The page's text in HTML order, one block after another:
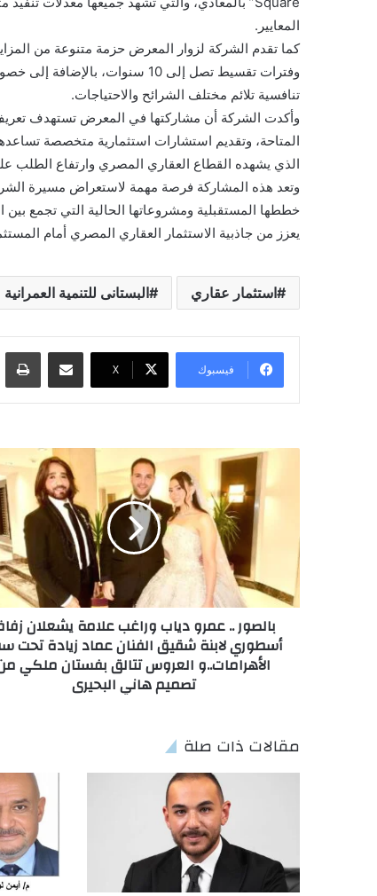
المعايير.
وفترات تقسيط تصل إلى 10
تنافسية تلائم مختلف الشرائح والاحتياجات.
وأكدت الشركة أن مشاركتها في المعرض تستهدف
المتاحة، وتقديم استشارات استثمارية متخصصة
الذي يشهده القطاع العقاري المصري وارتفاع الطلب
وتعد هذه المشاركة فرصة مهمة لاستعراض مسيرة
خططها المستقبلية ومشروعاتها الحالية التي تجمع بين
يعزز من جاذبية الاستثمار العقاري المصري أمام
استثمار عقاري البستانى للتنمية العمرانية
فيسبوك X
مشاركة عبر البريد
بالصور .. عمرو دياب وراغب علامة يشعلان
أسطوري لابنة شقيق الفنان عماد زيادة تحت
الأهرامات..و العروس تتالق بفستان ملكي
تصميم هاني البحيرى
مقالات ذات صلة